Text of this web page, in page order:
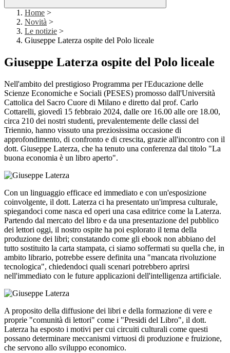
Home >
Novità >
Le notizie >
Giuseppe Laterza ospite del Polo liceale
Giuseppe Laterza ospite del Polo liceale
Nell'ambito del prestigioso Programma per l'Educazione delle
Scienze Economiche e Sociali (PESES) promosso dall'Università
Cattolica del Sacro Cuore di Milano e diretto dal prof. Carlo
Cottarelli, giovedì 15 febbraio 2024, dalle ore 16.00 alle ore 18.00,
circa 210 dei nostri studenti, prevalentemente delle classi del
Triennio, hanno vissuto una preziosissima occasione di
approfondimento, di confronto e di crescita, grazie all'incontro con il
dott. Giuseppe Laterza, che ha tenuto una conferenza dal titolo "La
buona economia è un libro aperto".
Con un linguaggio efficace ed immediato e con un'esposizione
coinvolgente, il dott. Laterza ci ha presentato un'impresa culturale,
spiegandoci come nasca ed operi una casa editrice come la Laterza.
Partendo dal mercato del libro e da una presentazione del pubblico
dei lettori oggi, il nostro ospite ha poi esplorato il tema della
produzione dei libri; constatando come gli ebook non abbiano del
tutto sostituito la carta stampata, ci siamo soffermati su quella che, in
ambito librario, potrebbe essere definita una "mancata rivoluzione
tecnologica", chiedendoci quali scenari potrebbero aprirsi
nell'immediato con le future applicazioni dell'intelligenza artificiale.
A proposito della diffusione dei libri e della formazione di vere e
proprie "comunità di lettori" come i "Presidi del Libro", il dott.
Laterza ha esposto i motivi per cui circuiti culturali come questi
possano determinare meccanismi virtuosi di produzione e fruizione,
che servono allo sviluppo economico.